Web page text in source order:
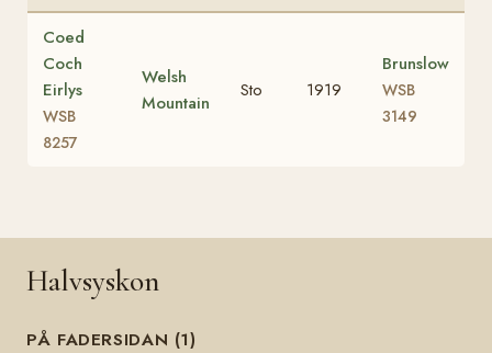
Coed
Coch
Eirlys
WSB
8257
Welsh
Mountain
Sto 1919
Brunslow
WSB
3149
Halvsyskon
PÅ FADERSIDAN (1)